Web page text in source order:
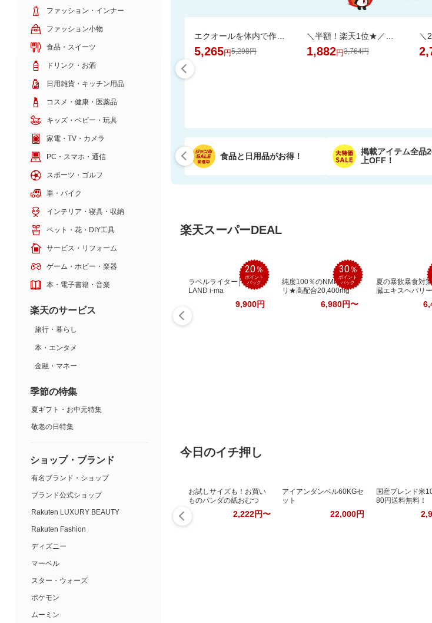
エクオールを体内で作れるのは日本人の約2人に1人と言われております。おすすめです
5,265円5,298円 1,882円3,764円
食品と日用品がお得！
掲載アイテム全品
上OFF！
楽天スーパーDEAL
20％
ポイント
バック
ラベルライター│NAME
LAND i-ma
9,900円
30％
ポイント
バック
純度100％のNMNサプ
リ★高配合20,400mg
6,980円〜
夏の暴飲暴食対
臓エキスヘパリ
今日のイチ押し
お試しサイズも！お買い
ものパンダの紙おむつ
2,222円〜
アイアンダンベル60KGセ
ット
22,000円
国産ブレンド米
80円送料無料！
ファッション・インナー
ファッション小物
食品・スイーツ
ドリンク・お酒
日用雑貨・キッチン用品
コスメ・健康・医薬品
キッズ・ベビー・玩具
家電・TV・カメラ
PC・スマホ・通信
スポーツ・ゴルフ
車・バイク
インテリア・寝具・収納
ペット・花・DIY工具
サービス・リフォーム
ゲーム・ホビー・楽器
本・電子書籍・音楽
楽天のサービス
旅行・暮らし
本・エンタメ
金融・マネー
季節の特集
夏ギフト・お中元特集
敬老の日特集
ショップ・ブランド
有名ブランド・ショップ
ブランド公式ショップ
Rakuten LUXURY BEAUTY
Rakuten Fashion
ディズニー
マーベル
スター・ウォーズ
ポケモン
ムーミン